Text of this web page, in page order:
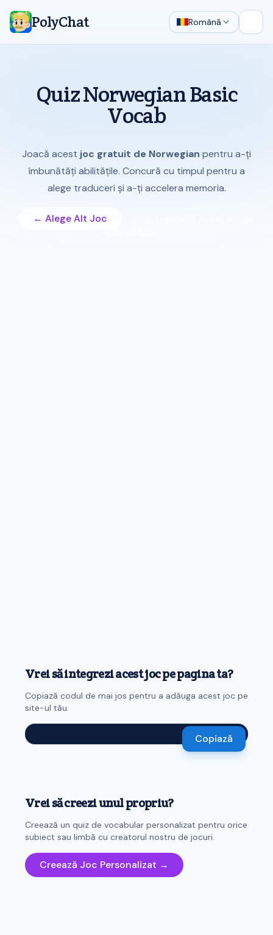
PolyChat Română
Quiz Norwegian Basic
Vocab
Joacă acest joc gratuit de Norwegian pentru a-ți
îmbunătăți abilitățile. Concură cu timpul pentru a
alege traduceri și a-ți accelera memoria.
← Alege Alt Joc
Vrei să integrezi acest joc pe pagina ta?
Copiază codul de mai jos pentru a adăuga acest joc pe
site-ul tău.
Copiază
Vrei să creezi unul propriu?
Creează un quiz de vocabular personalizat pentru orice
subiect sau limbă cu creatorul nostru de jocuri.
Creează Joc Personalizat →